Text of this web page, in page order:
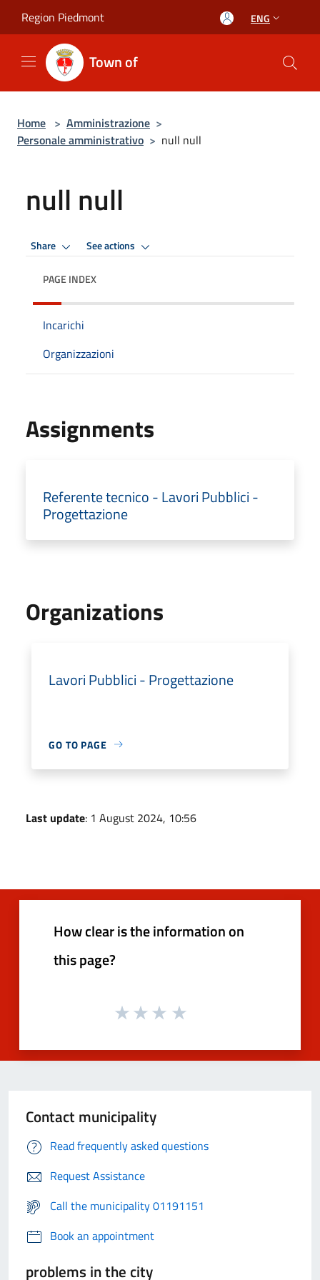
Region Piedmont ENG
Town of
Home > Amministrazione >
Personale amministrativo > null null
null null
Share See actions
PAGE INDEX
Incarichi
Organizzazioni
Assignments
Referente tecnico - Lavori Pubblici -
Progettazione
Organizations
Lavori Pubblici - Progettazione
GO TO PAGE
Last update: 1 August 2024, 10:56
How clear is the information on
this page?
Contact municipality
Read frequently asked questions
Request Assistance
Call the municipality 01191151
Book an appointment
problems in the city